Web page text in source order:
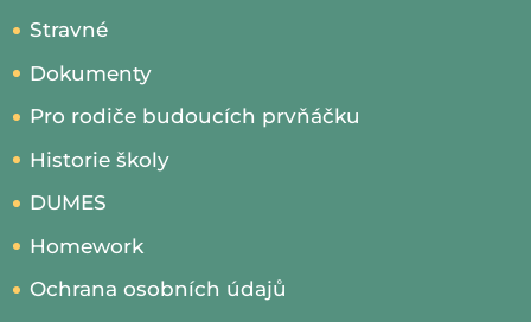
Stravné
Dokumenty
Pro rodiče budoucích prvňáčku
Historie školy
DUMES
Homework
Ochrana osobních údajů